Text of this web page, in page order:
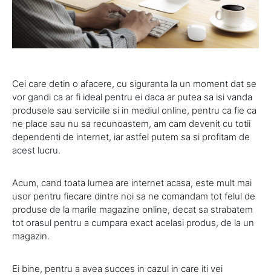
Cei care detin o afacere, cu siguranta la un moment dat se
vor gandi ca ar fi ideal pentru ei daca ar putea sa isi vanda
produsele sau serviciile si in mediul online, pentru ca fie ca
ne place sau nu sa recunoastem, am cam devenit cu totii
dependenti de internet, iar astfel putem sa si profitam de
acest lucru.
Acum, cand toata lumea are internet acasa, este mult mai
usor pentru fiecare dintre noi sa ne comandam tot felul de
produse de la marile magazine online, decat sa strabatem
tot orasul pentru a cumpara exact acelasi produs, de la un
magazin.
Ei bine, pentru a avea succes in cazul in care iti vei